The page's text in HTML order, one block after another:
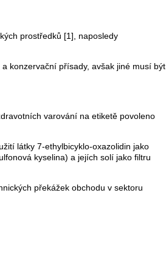
prostředků [1], naposledy
konzervační přísady, avšak jiné musí být
varování na etiketě povoleno
látky 7-ethylbicyklo-oxazolidin jako
kyselina) a jejích solí jako filtru
překážek obchodu v sektoru